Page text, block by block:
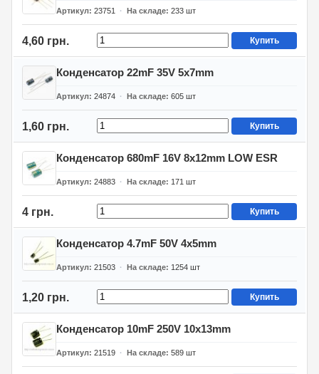
Артикул 23751 На складе 233 шт
4,60 грн. Купить
Конденсатор 22mF 35V 5x7mm
Артикул 24874 На складе 605 шт
1,60 грн. Купить
Конденсатор 680mF 16V 8x12mm LOW ESR
Артикул 24883 На складе 171 шт
4 грн. Купить
Конденсатор 4.7mF 50V 4x5mm
Артикул 21503 На складе 1254 шт
1,20 грн. Купить
Конденсатор 10mF 250V 10x13mm
Артикул 21519 На складе 589 шт